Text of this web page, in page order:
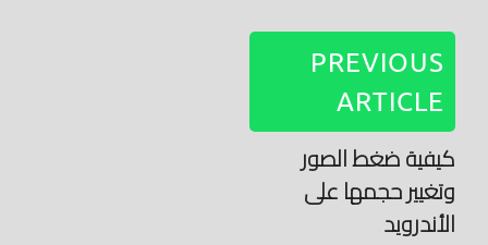
PREVIOUS
ARTICLE
كيفية ضغط الصور
وتغيير حجمها على
الأندرويد